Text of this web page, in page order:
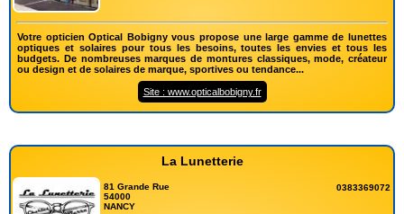
Votre opticien Optical Bobigny vous propose une large gamme de lunettes
optiques et solaires pour tous les besoins, toutes les envies et tous les
budgets. De nombreuses marques de montures classiques, mode, créateur
ou design et de solaires de marque, sportives ou tendance...
Site : www.opticalbobigny.fr
La Lunetterie
81 Grande Rue
54000
NANCY
0383369072